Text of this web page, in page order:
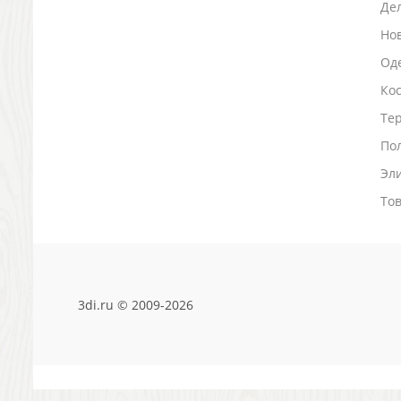
Визитницы настольные
3di.ru © 2009-2026